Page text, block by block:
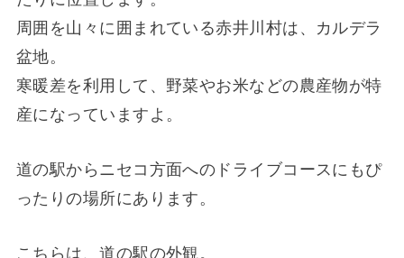
周囲を山々に囲まれている赤井川村は、カルデラ
盆地。
寒暖差を利用して、野菜やお米などの農産物が特
産になっていますよ。
道の駅からニセコ方面へのドライブコースにもぴ
ったりの場所にあります。
こちらは、道の駅の外観。